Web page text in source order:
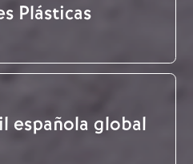
Plásticas
española global